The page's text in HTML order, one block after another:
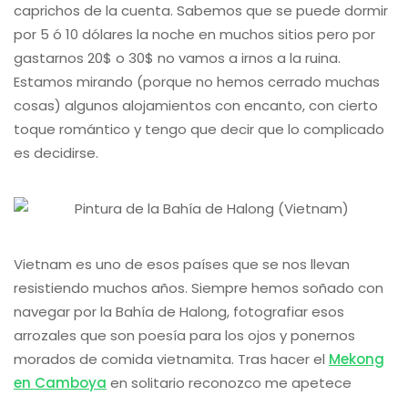
caprichos de la cuenta. Sabemos que se puede dormir
por 5 ó 10 dólares la noche en muchos sitios pero por
gastarnos 20$ o 30$ no vamos a irnos a la ruina.
Estamos mirando (porque no hemos cerrado muchas
cosas) algunos alojamientos con encanto, con cierto
toque romántico y tengo que decir que lo complicado
es decidirse.
Vietnam es uno de esos países que se nos llevan
resistiendo muchos años. Siempre hemos soñado con
navegar por la Bahía de Halong, fotografiar esos
arrozales que son poesía para los ojos y ponernos
morados de comida vietnamita. Tras hacer el Mekong
en Camboya en solitario reconozco me apetece